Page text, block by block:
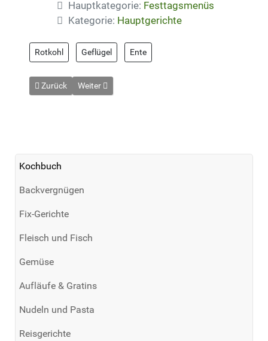
Hauptkategorie: Festtagsmenüs
Kategorie: Hauptgerichte
Rotkohl Geflügel Ente
Vorheriger Beitrag: Entenbrust mit Orangensauce
Zurück Nächster Beitrag: Festliches Lammcurry
Weiter
Kochbuch
Backvergnügen
Fix-Gerichte
Fleisch und Fisch
Gemüse
Aufläufe & Gratins
Nudeln und Pasta
Reisgerichte